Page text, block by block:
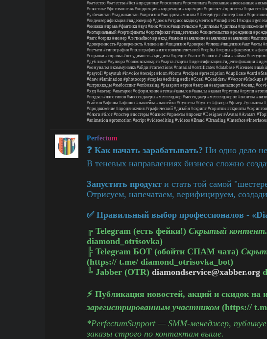
#качество #качества #без #предоплат #посоплата #постоплата #неюзаные #неюзанные
#пластике #фотомонтаж #коррекция #коррекции #корекции #просвет #просветы #прасвет
#узбекистан #таджикистан #киргизия #молдова #москва #Петербург #питер #юса #британия
#видеоверификация #видеовериф #доков #отрисовкадокументов #экзиф #exif #коды
#книжки #права #фантики #вул #внж #пмж #вадительское #дипломы #диплом #приложение
#нотариальный #сертификаты #сертификат #свидетелсьво #свидетельство #рождении
#загс #серия #номер #личныйномер #код #имени #заявление #заявления #заявлении
#доверенность #довереность #лицензии #лицензия #доверки #плюш #лицензия #акт #акты
#печати #типография #полиграфия #изготовлениепечатей #гербы #герпы #факсимиле
#справки #справка #несудимость #кредиты #кредит #налог #налоги #займ #займы
#дубликат #купюра #банковскаякарта #карта #карты #идентификация #идентификации
#комуналка #коммуналка #айди #corrections #notarial #certificates #database #licenses
#payroll #paystub #invoice #receipt #form #forms #recipes #prescription #duplicate #card
#draw #lamination #photocopy #copies #editing #edit #Coral #Coraldraw #Vector #Mockups
#штрихкоды #эмбоссинг #embossing #passport #грин #загран #загранпаспорт #ковид
#худ #аватар #аватарки #оформление #темы #каналов #каналы #канал #группы #групп
#подвал #логотипов #мессенджеры #мессенджер #месенджер #мессенджеров #визитка
#сайтов #афиша #афишы #наклейка #наклейки #буклеты #буклет #флаера #флаер #упаковка
#продвижение #продвижения #графический #дизайн #скрипт #скритпы #скрипты #скриптов
#блоги #блог #постер #постеры #бизнес #проекты #проект #Designer #Avatar #Avatars
#animation #promotion #script #videoediting #videos #Brand #Branding #Interface #Interfaces
Perfectum
❓ Как начать зарабатывать? Ни одно дело
В теневых направлениях бизнеса сложно
Запустить продукт и стать той самой
Отрисуем, напечатаем, верифицируем,
✅ Правильный выбор профессионалов -
╔ Telegram (есть фейки!) Скрытый контент.
diamond_otrisovka)
╠ Telegram БОТ (обойти СПАМ чата)
(https:// t.me/ diamond_otrisovka_bot)
╚ Jabber (OTR) diamondservice@xabber.org
⚡️ Публикация новостей, акций и скидок
зарегистрированным участником (https://
*PerfectumSupport — SMM-менеджер,
заказы строго по контактам выше.